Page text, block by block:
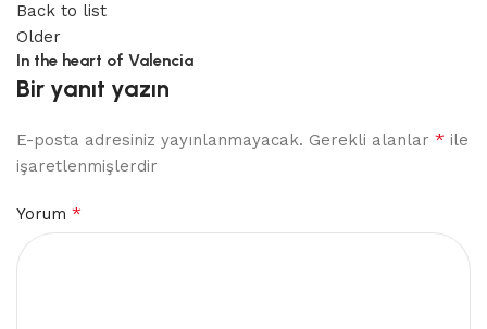
Back to list
Older
In the heart of Valencia
Bir yanıt yazın
E-posta adresiniz yayınlanmayacak. Gerekli alanlar * ile
işaretlenmişlerdir
Yorum *